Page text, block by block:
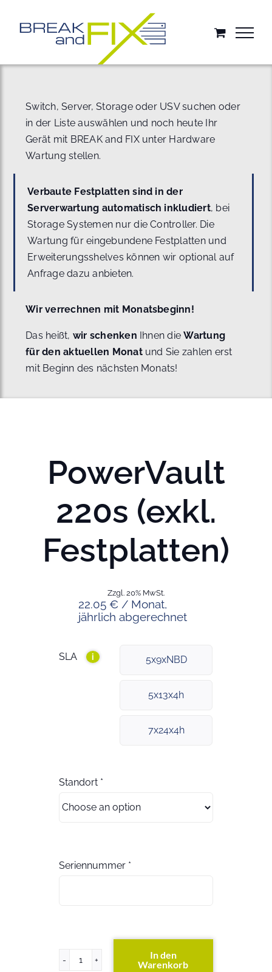
springen
Switch, Server, Storage oder USV suchen oder
in der Liste auswählen und noch heute Ihr
Gerät mit BREAK and FIX unter Hardware
Wartung stellen.
Verbaute Festplatten sind in der
Serverwartung automatisch inkludiert, bei
Storage Systemen nur die Controller. Die
Wartung für eingebundene Festplatten und
Erweiterungsshelves können wir optional auf
Anfrage dazu anbieten.
Wir verrechnen mit Monatsbeginn!
Das heißt, wir schenken Ihnen dieWartung
für den aktuellen Monat und Sie zahlen erst
mit Beginn des nächsten Monats!
PowerVault
220s (exkl.
Festplatten)
22.05 € / Monat,
jährlich abgerechnet
Zzgl. 20% MwSt.
SLA i 5x9xNBD
5x13x4h
7x24x4h
Standort *
Seriennummer *
PowerVault
In den
Warenkorb